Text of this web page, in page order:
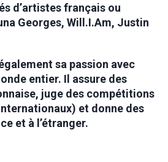
d’artistes français ou
Georges, Will.I.Am, Justin
sa passion avec
entier. Il assure des
juge des compétitions
et donne des
et à l’étranger.